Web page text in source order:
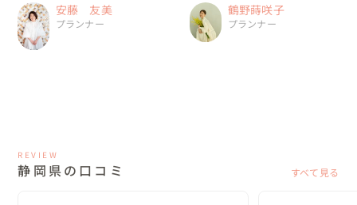
安藤 友美
プランナー
鶴野蒔咲子
プランナー
REVIEW
静岡県の口コミ すべて見る